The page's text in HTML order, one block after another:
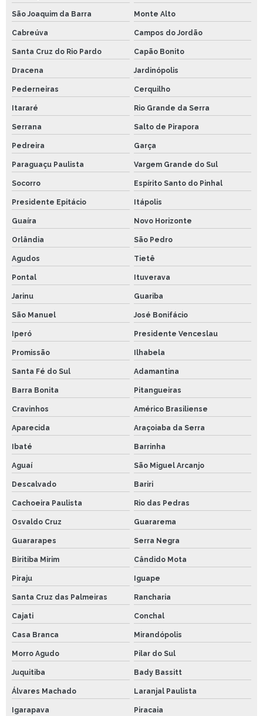
São Joaquim da Barra Monte Alto
Cabreúva Campos do Jordão
Santa Cruz do Rio Pardo Capão Bonito
Dracena Jardinópolis
Pederneiras Cerquilho
Itararé Rio Grande da Serra
Serrana Salto de Pirapora
Pedreira Garça
Paraguaçu Paulista Vargem Grande do Sul
Socorro Espírito Santo do Pinhal
Presidente Epitácio Itápolis
Guaíra Novo Horizonte
Orlândia São Pedro
Agudos Tietê
Pontal Ituverava
Jarinu Guariba
São Manuel José Bonifácio
Iperó Presidente Venceslau
Promissão Ilhabela
Santa Fé do Sul Adamantina
Barra Bonita Pitangueiras
Cravinhos Américo Brasiliense
Aparecida Araçoiaba da Serra
Ibaté Barrinha
Aguaí São Miguel Arcanjo
Descalvado Bariri
Cachoeira Paulista Rio das Pedras
Osvaldo Cruz Guararema
Guararapes Serra Negra
Biritiba Mirim Cândido Mota
Piraju Iguape
Santa Cruz das Palmeiras Rancharia
Cajati Conchal
Casa Branca Mirandópolis
Morro Agudo Pilar do Sul
Juquitiba Bady Bassitt
Álvares Machado Laranjal Paulista
Igarapava Piracaia